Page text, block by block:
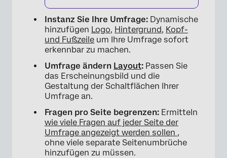
Instanz Sie Ihre Umfrage: Dynamische
hinzufügen Logo, Hintergrund, Kopf-
und Fußzeile um Ihre Umfrage sofort
erkennbar zu machen.
Umfrage ändern Layout: Passen Sie
das Erscheinungsbild und die
Gestaltung der Schaltflächen Ihrer
Umfrage an.
Fragen pro Seite begrenzen: Ermitteln
wie viele Fragen auf jeder Seite der
Umfrage angezeigt werden sollen ,
ohne viele separate Seitenumbrüche
hinzufügen zu müssen.